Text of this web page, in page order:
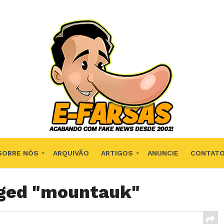
NÓS ARQUIVÃO ARTIGOS ANUNCIE CONTATO
"mountauk"